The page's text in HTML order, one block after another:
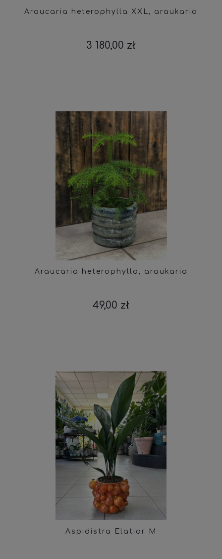
Araucaria heterophylla XXL, araukaria
3 180,00 zł
Araucaria heterophylla, araukaria
49,00 zł
Aspidistra Elatior M